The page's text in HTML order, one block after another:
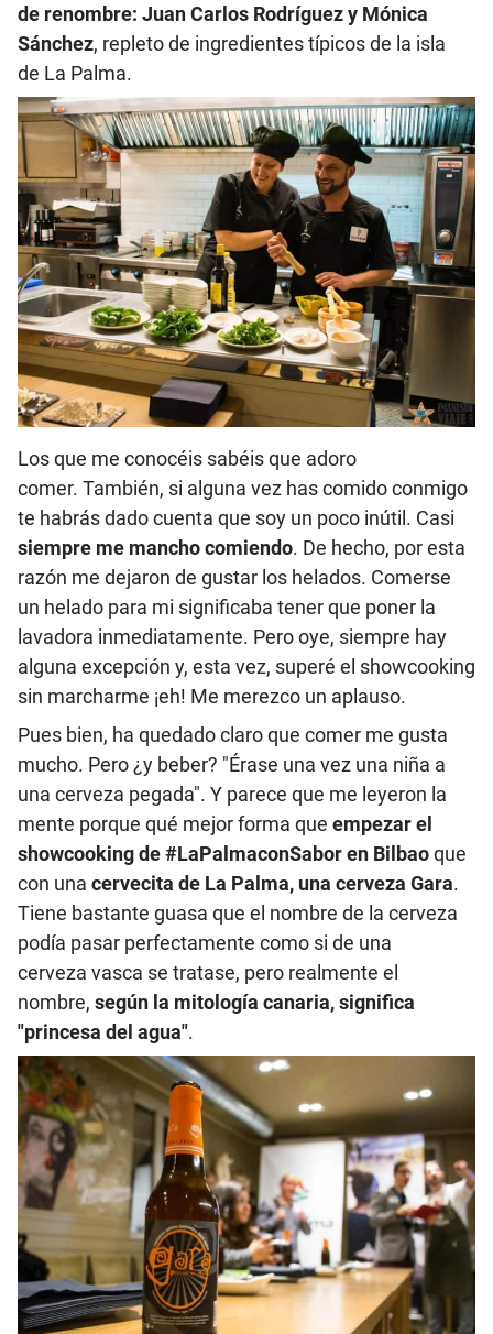
de renombre: Juan Carlos Rodríguez y Mónica
Sánchez, repleto de ingredientes típicos de la isla
de La Palma.
Los que me conocéis sabéis que adoro
comer. También, si alguna vez has comido conmigo
te habrás dado cuenta que soy un poco inútil. Casi
siempre me mancho comiendo. De hecho, por esta
razón me dejaron de gustar los helados. Comerse
un helado para mi significaba tener que poner la
lavadora inmediatamente. Pero oye, siempre hay
alguna excepción y, esta vez, superé el showcooking
sin marcharme ¡eh! Me merezco un aplauso.
Pues bien, ha quedado claro que comer me gusta
mucho. Pero ¿y beber? "Érase una vez una niña a
una cerveza pegada". Y parece que me leyeron la
mente porque qué mejor forma que empezar el
showcooking de #LaPalmaconSabor en Bilbaoque
con una cervecita de La Palma, una cerveza Gara.
Tiene bastante guasa que el nombre de la cerveza
podía pasar perfectamente como si de una
cerveza vasca se tratase, pero realmente el
nombre, según la mitología canaria, significa
"princesa del agua".